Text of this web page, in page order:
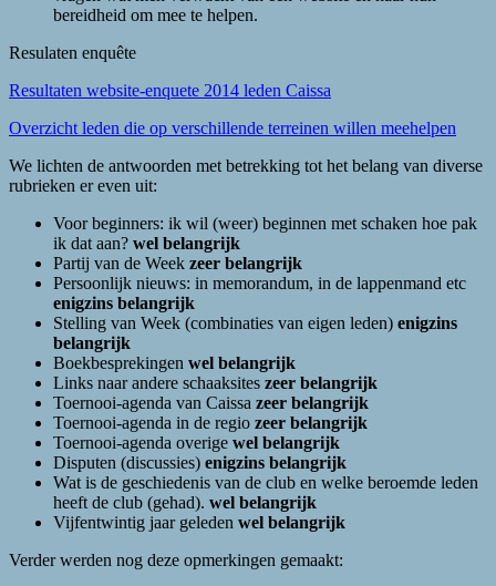
bereidheid om mee te helpen.
Resulaten enquête
Resultaten website-enquete 2014 leden Caissa
Overzicht leden die op verschillende terreinen willen meehelpen
We lichten de antwoorden met betrekking tot het belang van diverse
rubrieken er even uit:
Voor beginners: ik wil (weer) beginnen met schaken hoe pak
ik dat aan? wel belangrijk
Partij van de Week zeer belangrijk
Persoonlijk nieuws: in memorandum, in de lappenmand etc
enigzins belangrijk
Stelling van Week (combinaties van eigen leden) enigzins
belangrijk
Boekbesprekingen wel belangrijk
Links naar andere schaaksites zeer belangrijk
Toernooi-agenda van Caissa zeer belangrijk
Toernooi-agenda in de regio zeer belangrijk
Toernooi-agenda overige wel belangrijk
Disputen (discussies) enigzins belangrijk
Wat is de geschiedenis van de club en welke beroemde leden
heeft de club (gehad). wel belangrijk
Vijfentwintig jaar geleden wel belangrijk
Verder werden nog deze opmerkingen gemaakt: